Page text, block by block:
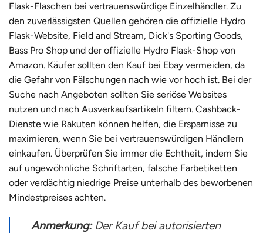
Flask-Flaschen bei vertrauenswürdige Einzelhändler. Zu
den zuverlässigsten Quellen gehören die offizielle Hydro
Flask-Website, Field and Stream, Dick's Sporting Goods,
Bass Pro Shop und der offizielle Hydro Flask-Shop von
Amazon. Käufer sollten den Kauf bei Ebay vermeiden, da
die Gefahr von Fälschungen nach wie vor hoch ist. Bei der
Suche nach Angeboten sollten Sie seriöse Websites
nutzen und nach Ausverkaufsartikeln filtern. Cashback-
Dienste wie Rakuten können helfen, die Ersparnisse zu
maximieren, wenn Sie bei vertrauenswürdigen Händlern
einkaufen. Überprüfen Sie immer die Echtheit, indem Sie
auf ungewöhnliche Schriftarten, falsche Farbetiketten
oder verdächtig niedrige Preise unterhalb des beworbenen
Mindestpreises achten.
Anmerkung:Der Kauf bei autorisierten